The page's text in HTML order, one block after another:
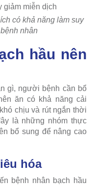
có khả năng làm suy
nhân
hầu nên
gì, người bệnh cần bổ
ăn có khả năng cải
chịu và rút ngắn thời
là những nhóm thực
bổ sung để nâng cao
hóa
bệnh nhân bạch hầu